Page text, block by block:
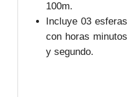
100m.
Incluye 03 esferas
con horas minutos
y segundo.